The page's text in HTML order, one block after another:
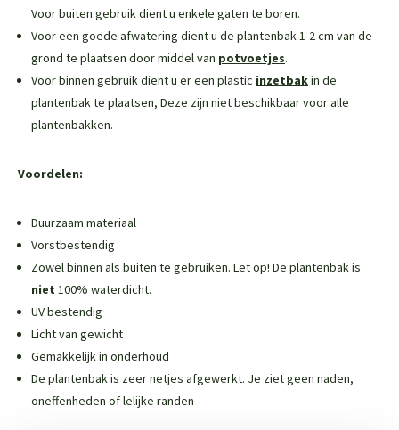
Voor buiten gebruik dient u enkele gaten te boren.
Voor een goede afwatering dient u de plantenbak 1-2 cm van de
grond te plaatsen door middel van potvoetjes.
Voor binnen gebruik dient u er een plastic inzetbakin de
plantenbak te plaatsen, Deze zijn niet beschikbaar voor alle
plantenbakken.
Voordelen:
Duurzaam materiaal
Vorstbestendig
Zowel binnen als buiten te gebruiken. Let op! De plantenbak is
niet 100% waterdicht.
UV bestendig
Licht van gewicht
Gemakkelijk in onderhoud
De plantenbak is zeer netjes afgewerkt. Je ziet geen naden,
oneffenheden of lelijke randen